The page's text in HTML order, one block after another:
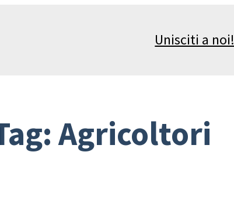
Unisciti a noi!
Agricoltori